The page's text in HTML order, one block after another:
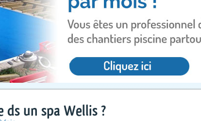
ds un spa Wellis ?